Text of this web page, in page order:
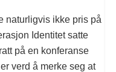
naturligvis ikke pris på
Identitet satte
på en konferanse
verd å merke seg at